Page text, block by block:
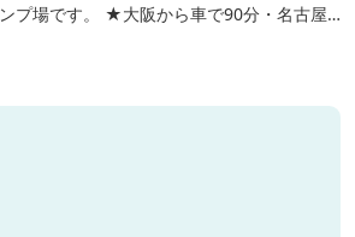
ら車で90分・名古屋
！ ★専用テラス付きバンガローでは、BBQ
びをしているのが見れる！ ★Wi-Fiがつな
や大人数での研修も...